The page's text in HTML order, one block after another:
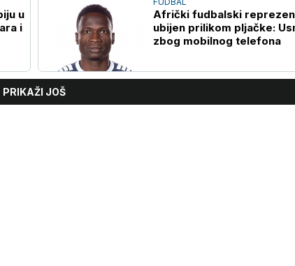
u
i
Afrički fudbalski
ubijen prilikom pljačke:
zbog mobilnog telefona
PRIKAŽI JOŠ